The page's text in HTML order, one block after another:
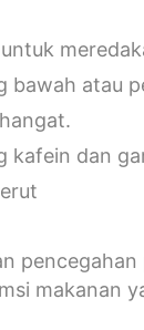
bawah atau
dan
makanan